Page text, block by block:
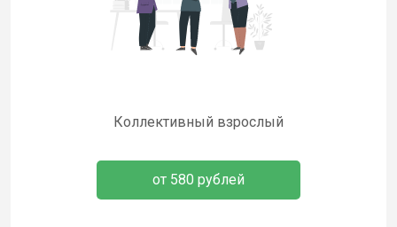
Коллективный взрослый
от 580 рублей